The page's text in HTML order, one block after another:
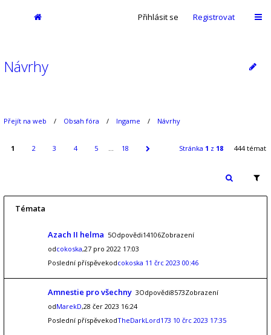
Přihlásit se Registrovat
Návrhy
Přejít na web Obsah fóra Ingame Návrhy
1 2 3 4 5 … 18 Stránka 1 z 18 444 témat
Témata
Azach II helma 5Odpovědi14106Zobrazení
odcokoska,27 pro 2022 17:03
Poslední příspěvekodcokoska 11 črc 2023 00:46
Amnestie pro všechny 3Odpovědi8573Zobrazení
odMarekD,28 čer 2023 16:24
Poslední příspěvekodTheDarkLord173 10 črc 2023 17:35